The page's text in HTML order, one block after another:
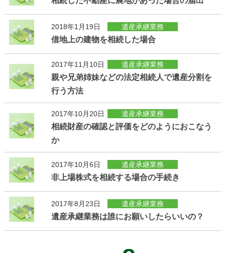
2018年1月19日 遺産承継業務
借地上の建物を相続した場合
2017年11月10日 遺産承継業務
親や兄弟姉妹などの法定相続人で遺産分割を
行う方法
2017年10月20日 遺産承継業務
相続財産の確認と評価をどのようにおこなう
か
2017年10月6日 遺産承継業務
非上場株式を相続する場合の手続き
2017年8月23日 遺産承継業務
遺産承継業務は誰にお願いしたらいいの？